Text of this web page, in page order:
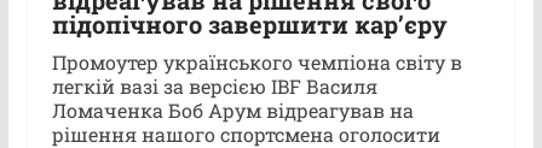
підопічного завершити кар’єру
Промоутер українського чемпіона світу в
легкій вазі за версією IBF Василя
Ломаченка Боб Арум відреагував на
рішення нашого спортсмена оголосити